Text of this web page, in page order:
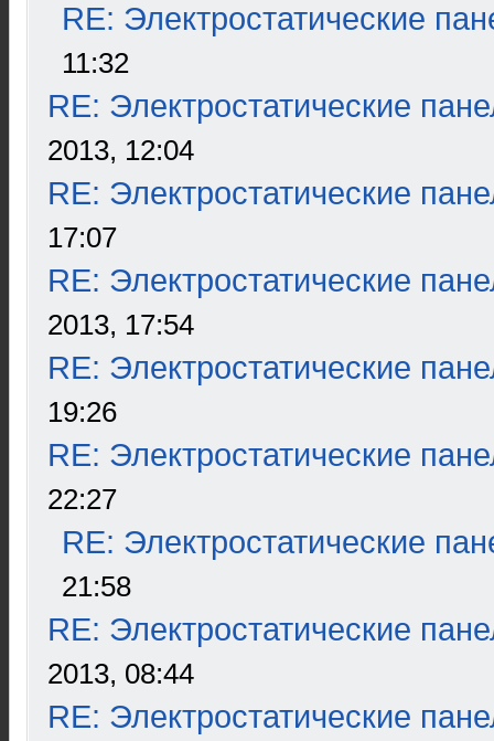
RE: Электростатические
11:32
RE: Электростатические
2013, 12:04
RE: Электростатические
17:07
RE: Электростатические
2013, 17:54
RE: Электростатические
19:26
RE: Электростатические
22:27
RE: Электростатические
21:58
RE: Электростатические
2013, 08:44
RE: Электростатические